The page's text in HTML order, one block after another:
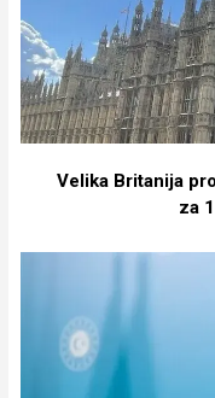
Velika Britanija
za